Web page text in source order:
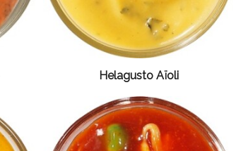
Helagusto Aïoli